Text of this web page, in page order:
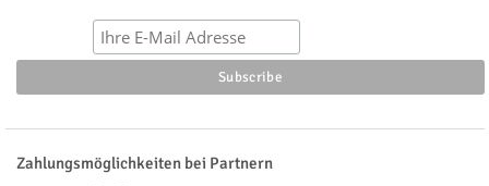
Zahlungsmöglichkeiten bei Partnern